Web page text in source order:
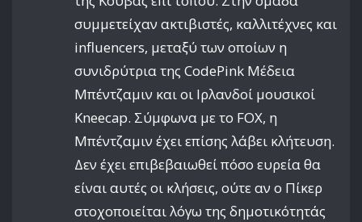
συμμετείχαν ακτιβιστές, καλλιτέχνες και
influencers, μεταξύ των οποίων η
συνιδρύτρια της CodePink Μέδεια
Μπέντζαμιν και οι Ιρλανδοί μουσικοί
Kneecap. Σύμφωνα με το FOX, η
Μπέντζαμιν έχει επίσης λάβει κλήτευση.
Δεν έχει επιβεβαιωθεί πόσο ευρεία θα
είναι αυτές οι κλήσεις, ούτε αν ο Πίκερ
στοχοποιείται λόγω της δημοτικότητάς